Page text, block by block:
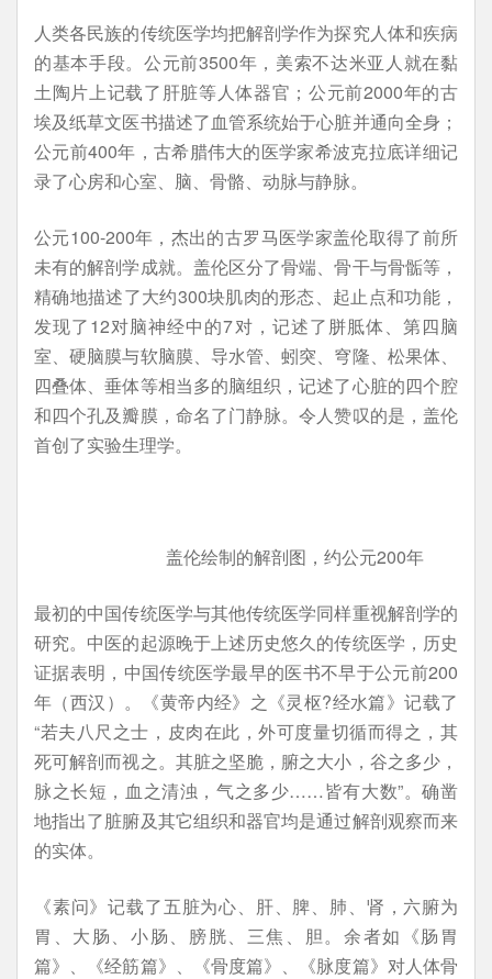
人类各民族的传统医学均把解剖学作为探究人体和疾病
的基本手段。公元前3500年，美索不达米亚人就在黏
土陶片上记载了肝脏等人体器官；公元前2000年的古
埃及纸草文医书描述了血管系统始于心脏并通向全身；
公元前400年，古希腊伟大的医学家希波克拉底详细记
录了心房和心室、脑、骨骼、动脉与静脉。
公元100-200年，杰出的古罗马医学家盖伦取得了前所
未有的解剖学成就。盖伦区分了骨端、骨干与骨骺等，
精确地描述了大约300块肌肉的形态、起止点和功能，
发现了12对脑神经中的7对，记述了胼胝体、第四脑
室、硬脑膜与软脑膜、导水管、蚓突、穹隆、松果体、
四叠体、垂体等相当多的脑组织，记述了心脏的四个腔
和四个孔及瓣膜，命名了门静脉。令人赞叹的是，盖伦
首创了实验生理学。
盖伦绘制的解剖图，约公元200年
最初的中国传统医学与其他传统医学同样重视解剖学的
研究。中医的起源晚于上述历史悠久的传统医学，历史
证据表明，中国传统医学最早的医书不早于公元前200
年（西汉）。《黄帝内经》之《灵枢?经水篇》记载了
“若夫八尺之士，皮肉在此，外可度量切循而得之，其
死可解剖而视之。其脏之坚脆，腑之大小，谷之多少，
脉之长短，血之清浊，气之多少……皆有大数”。确凿
地指出了脏腑及其它组织和器官均是通过解剖观察而来
的实体。
《素问》记载了五脏为心、肝、脾、肺、肾，六腑为
胃、大肠、小肠、膀胱、三焦、胆。余者如《肠胃
篇》、《经筋篇》、《骨度篇》、《脉度篇》对人体骨